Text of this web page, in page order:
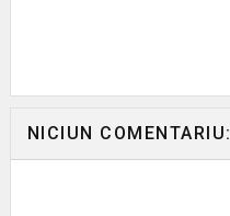
NICIUN COMENTARIU: